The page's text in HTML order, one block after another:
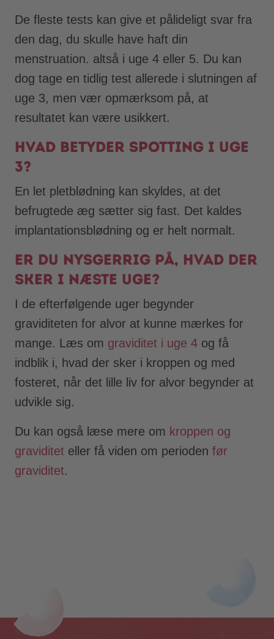
De fleste tests kan give et pålideligt svar fra
den dag, du skulle have haft din
menstruation. altså i uge 4 eller 5. Du kan
dog tage en tidlig test allerede i slutningen af
uge 3, men vær opmærksom på, at
resultatet kan være usikkert.
Hvad betyder spotting i uge
3?
En let pletblødning kan skyldes, at det
befrugtede æg sætter sig fast. Det kaldes
implantationsblødning og er helt normalt.
Er du nysgerrig på, hvad der
sker i næste uge?
I de efterfølgende uger begynder
graviditeten for alvor at kunne mærkes for
mange. Læs om graviditet i uge 4 og få
indblik i, hvad der sker i kroppen og med
fosteret, når det lille liv for alvor begynder at
udvikle sig.
Du kan også læse mere om kroppen og
graviditet eller få viden om perioden før
graviditet.